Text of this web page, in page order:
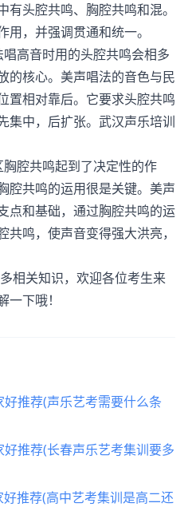
头腔共鸣、胸腔共鸣和混。
，并强调贯通和统一。
高音时用的头腔共鸣会相多
的核心。美声唱法的音色与民
置相对靠后。它要求头腔共鸣
集中，后扩张。武汉声乐培训
腔共鸣起到了决定性的作
腔共鸣的运用很是关键。美声
点和基础，通过胸腔共鸣的运
鸣，使声音变得强大洪亮，
关知识，欢迎各位考生来
一下哦！
推荐(声乐艺考需要什么条
推荐(长春声乐艺考集训要多
推荐(高中艺考集训是高二还